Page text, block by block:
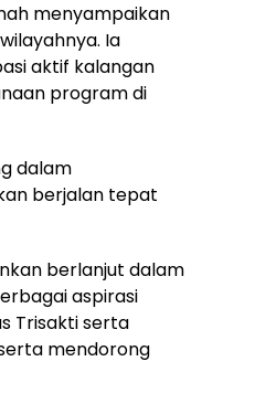
menyampaikan
Ia
aktif kalangan
program di
dalam
berjalan tepat
berlanjut dalam
aspirasi
Trisakti serta
mendorong